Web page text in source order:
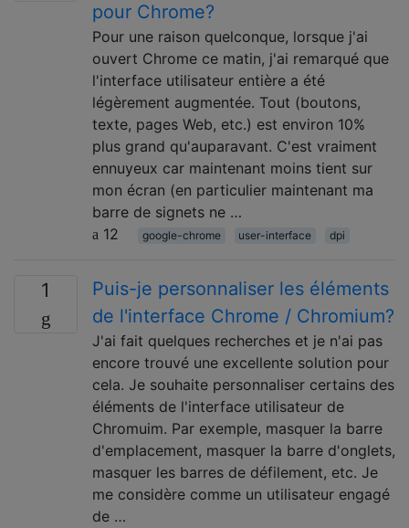
pour Chrome?
Pour une raison quelconque, lorsque j'ai
ouvert Chrome ce matin, j'ai remarqué que
l'interface utilisateur entière a été
légèrement augmentée. Tout (boutons,
texte, pages Web, etc.) est environ 10%
plus grand qu'auparavant. C'est vraiment
ennuyeux car maintenant moins tient sur
mon écran (en particulier maintenant ma
barre de signets ne …
12
google-chrome user-interface dpi
1
Puis-je personnaliser les éléments
de l'interface Chrome / Chromium?
J'ai fait quelques recherches et je n'ai pas
encore trouvé une excellente solution pour
cela. Je souhaite personnaliser certains des
éléments de l'interface utilisateur de
Chromuim. Par exemple, masquer la barre
d'emplacement, masquer la barre d'onglets,
masquer les barres de défilement, etc. Je
me considère comme un utilisateur engagé
de …